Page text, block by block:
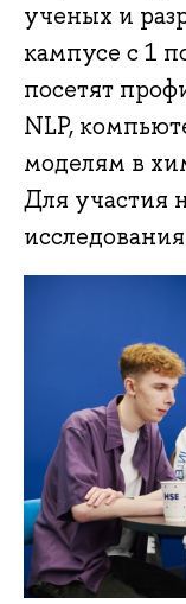
ученых и
кампусе с 1
посетят
NLP,
моделям в
Для участия